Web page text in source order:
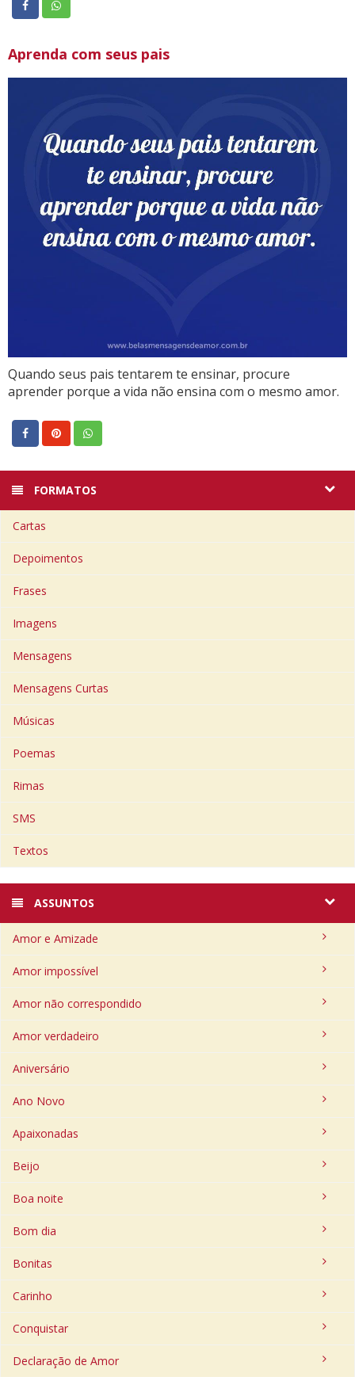
Aprenda com seus pais
Quando seus pais tentarem te ensinar, procure
aprender porque a vida não ensina com o mesmo amor.
FORMATOS
Cartas
Depoimentos
Frases
Imagens
Mensagens
Mensagens Curtas
Músicas
Poemas
Rimas
SMS
Textos
ASSUNTOS
Amor e Amizade
Amor impossível
Amor não correspondido
Amor verdadeiro
Aniversário
Ano Novo
Apaixonadas
Beijo
Boa noite
Bom dia
Bonitas
Carinho
Conquistar
Declaração de Amor